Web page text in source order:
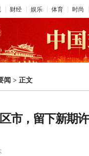
财经 娱乐 体育 时尚
闻 > 正文
市，留下新期许